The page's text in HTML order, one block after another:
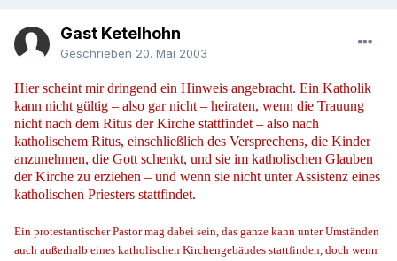
Gast Ketelhohn
Geschrieben 20. Mai 2003
Hier scheint mir dringend ein Hinweis angebracht. Ein Katholik
kann nicht gültig – also gar nicht – heiraten, wenn die Trauung
nicht nach dem Ritus der Kirche stattfindet – also nach
katholischem Ritus, einschließlich des Versprechens, die Kinder
anzunehmen, die Gott schenkt, und sie im katholischen Glauben
der Kirche zu erziehen – und wenn sie nicht unter Assistenz eines
katholischen Priesters stattfindet.
Ein protestantischer Pastor mag dabei sein, das ganze kann unter Umständen
auch außerhalb eines katholischen Kirchengebäudes stattfinden, doch wenn